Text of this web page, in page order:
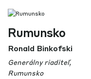
Rumunsko
Ronald Binkofski
Generálny riaditeľ,
Rumunsko